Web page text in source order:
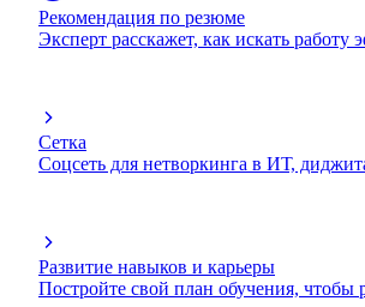
Рекомендация по резюме
Эксперт расскажет, как искать работу
Сетка
Соцсеть для нетворкинга в ИТ,
Развитие навыков и карьеры
Постройте свой план обучения, чтобы